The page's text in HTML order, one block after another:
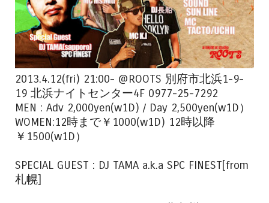
2013.4.12(fri) 21:00- @ROOTS 別府市北浜1-9-
19 北浜ナイトセンター4F 0977-25-7292
MEN : Adv 2,000yen(w1D) / Day 2,500yen(w1D）
WOMEN:12時まで￥1000(w1D) 12時以降
￥1500(w1D）
SPECIAL GUEST : DJ TAMA a.k.a SPC FINEST[from
札幌]